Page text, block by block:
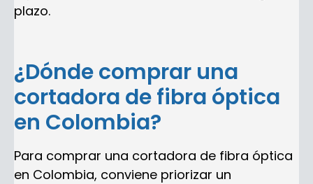
plazo.
¿Dónde comprar una
cortadora de fibra óptica
en Colombia?
Para comprar una cortadora de fibra óptica
en Colombia, conviene priorizar un